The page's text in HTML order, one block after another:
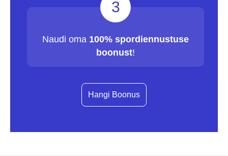
3
Naudi oma 100% spordiennustuse
boonust!
Hangi Boonus